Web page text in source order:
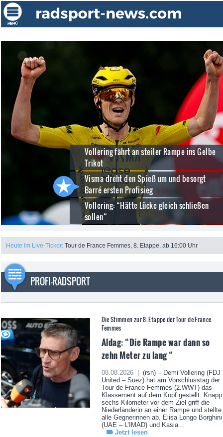
Vollering fährt an steiler Rampe ins Gelbe
Trikot
Visma dreht den Spieß um und besorgt
Barré ersten Profisieg
Vollering: “Hätte Lücke gleich schließen
sollen“
Heute im Live-Ticker: Tour de France Femmes, 8. Etappe, ab 16:00 Uhr
PROFI-RADSPORT
Die Stimmen zur 8. Etappe der Tour de France
Femmes
Aldag: “Die Rampe war dann so
zehn Meter zu lang “
08.08.2026 |
(rsn) – Demi Vollering (FDJ
United – Suez) hat am Vorschlusstag der
Tour de France Femmes (2.WWT) das
Klassement auf dem Kopf gestellt. Knapp
sechs Kilometer vor dem Ziel griff die
Niederländerin an einer Rampe und stellte
alle Gegnerinnen ab. Elisa Longo Borghini
(UAE – L’IMAD) und Kasia...
Jetzt lesen